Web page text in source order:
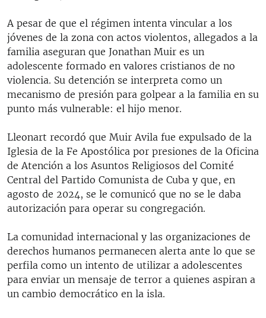
A pesar de que el régimen intenta vincular a los
jóvenes de la zona con actos violentos, allegados a la
familia aseguran que Jonathan Muir es un
adolescente formado en valores cristianos de no
violencia. Su detención se interpreta como un
mecanismo de presión para golpear a la familia en su
punto más vulnerable: el hijo menor.
Lleonart recordó que Muir Avila fue expulsado de la
Iglesia de la Fe Apostólica por presiones de la Oficina
de Atención a los Asuntos Religiosos del Comité
Central del Partido Comunista de Cuba y que, en
agosto de 2024, se le comunicó que no se le daba
autorización para operar su congregación.
La comunidad internacional y las organizaciones de
derechos humanos permanecen alerta ante lo que se
perfila como un intento de utilizar a adolescentes
para enviar un mensaje de terror a quienes aspiran a
un cambio democrático en la isla.